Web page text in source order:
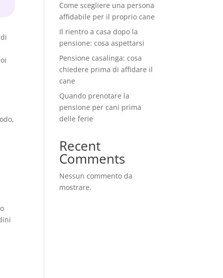
Come scegliere una persona
affidabile per il proprio cane
Il rientro a casa dopo la
pensione: cosa aspettarsi
Pensione casalinga: cosa
chiedere prima di affidare il
cane
Quando prenotare la
pensione per cani prima
delle ferie
Recent
Comments
Nessun commento da
mostrare.